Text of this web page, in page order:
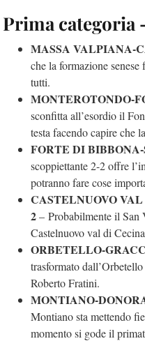
Prima categoria
MASSA VALPIANA-
che la formazione
tutti.
MONTEROTONDO-
sconfitta all’esordio il
testa facendo capire che
FORTE DI
scoppiettante 2-2 offre
potranno fare cose
CASTELNUOVO
2– Probabilmente il
Castelnuovo val di
ORBETELLO-
trasformato
Roberto Fratini.
MONTIANO-
Montiano sta mettendo
momento si gode il